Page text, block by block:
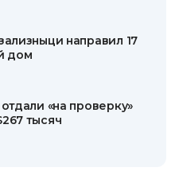
направил 17
дом
«на проверку»
тысяч